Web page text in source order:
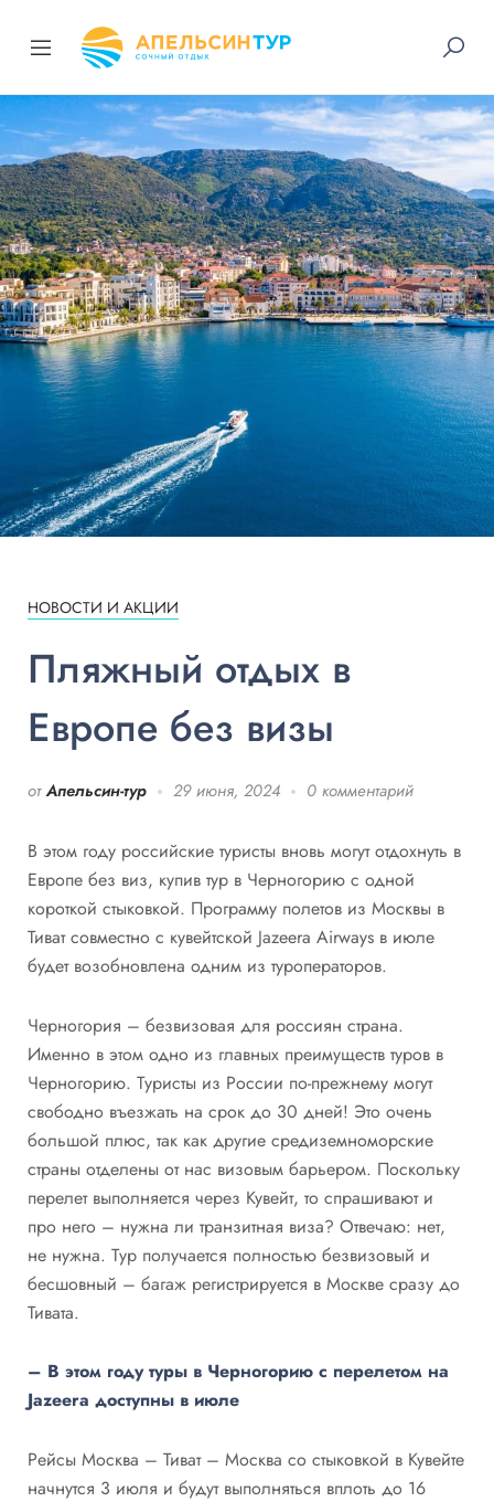
НОВОСТИ И АКЦИИ
Пляжный отдых в
Европе без визы
от Апельсин-тур 29 июня, 2024 0 комментарий
В этом году российские туристы вновь могут отдохнуть в
Европе без виз, купив тур в Черногорию с одной
короткой стыковкой. Программу полетов из Москвы в
Тиват совместно с кувейтской Jazeera Airways в июле
будет возобновлена одним из туроператоров.
Черногория – безвизовая для россиян страна.
Именно в этом одно из главных преимуществ туров в
Черногорию. Туристы из России по-прежнему могут
свободно въезжать на срок до 30 дней! Это очень
большой плюс, так как другие средиземноморские
страны отделены от нас визовым барьером. Поскольку
перелет выполняется через Кувейт, то спрашивают и
про него – нужна ли транзитная виза? Отвечаю: нет,
не нужна. Тур получается полностью безвизовый и
бесшовный – багаж регистрируется в Москве сразу до
Тивата.
– В этом году туры в Черногорию с перелетом на
Jazeera доступны в июле
Рейсы Москва – Тиват – Москва со стыковкой в Кувейте
начнутся 3 июля и будут выполняться вплоть до 16